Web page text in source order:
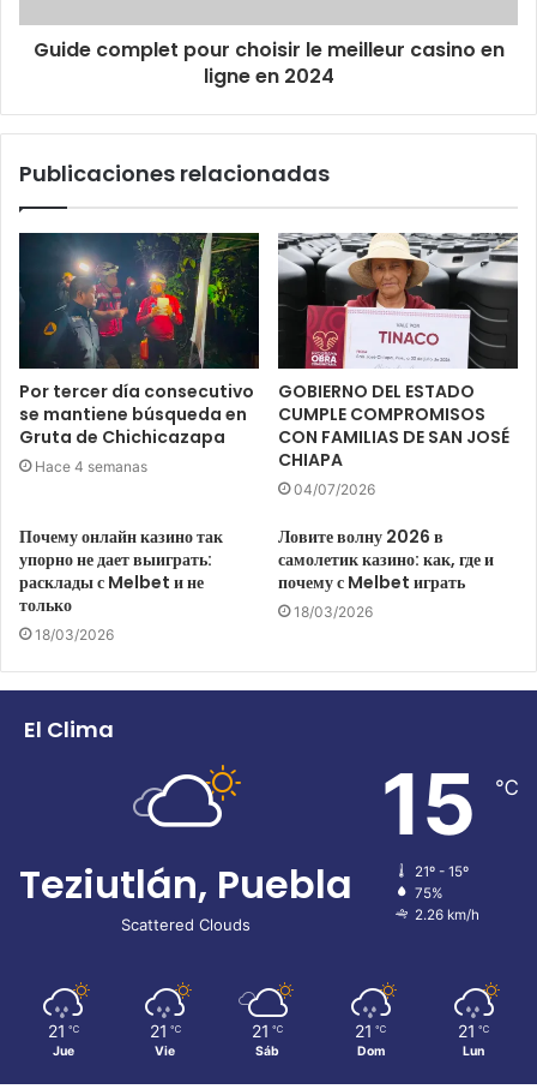
Guide complet pour choisir le meilleur casino en
ligne en 2024
Publicaciones relacionadas
Por tercer día consecutivo
se mantiene búsqueda en
Gruta de Chichicazapa
Hace 4 semanas
GOBIERNO DEL ESTADO
CUMPLE COMPROMISOS
CON FAMILIAS DE SAN JOSÉ
CHIAPA
04/07/2026
Почему онлайн казино так
упорно не дает выиграть:
расклады с Melbet и не
только
18/03/2026
Ловите волну 2026 в
самолетик казино: как, где и
почему с Melbet играть
18/03/2026
El Clima
Teziutlán, Puebla
Scattered Clouds
15 ℃
21º - 15º
75%
2.26 km/h
21 ℃
Jue
21 ℃
Vie
21 ℃
Sáb
21 ℃
Dom
21 ℃
Lun